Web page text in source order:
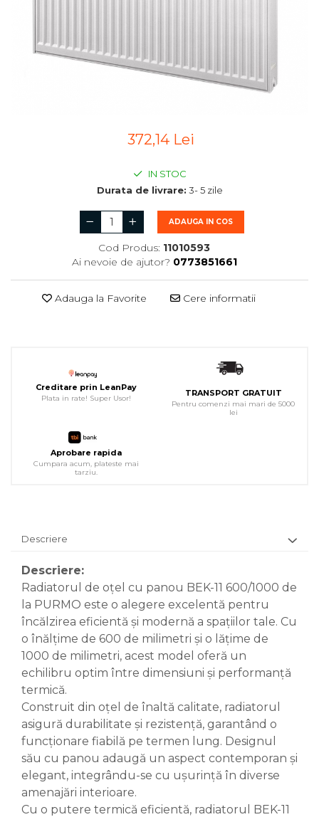
372,14 Lei
IN STOC
Durata de livrare: 3- 5 zile
ADAUGA IN COS
Cod Produs: 11010593
Ai nevoie de ajutor? 0773851661
Adauga la Favorite Cere informatii
Creditare prin LeanPay
Plata in rate! Super Usor!
TRANSPORT GRATUIT
Pentru comenzi mai mari de 5000
lei
Aprobare rapida
Cumpara acum, plateste mai
tarziu.
Descriere
Descriere:
Radiatorul de oțel cu panou BEK-11 600/1000 de
la PURMO este o alegere excelentă pentru
încălzirea eficientă și modernă a spațiilor tale. Cu
o înălțime de 600 de milimetri și o lățime de
1000 de milimetri, acest model oferă un
echilibru optim între dimensiuni și performanță
termică.
Construit din oțel de înaltă calitate, radiatorul
asigură durabilitate și rezistență, garantând o
funcționare fiabilă pe termen lung. Designul
său cu panou adaugă un aspect contemporan și
elegant, integrându-se cu ușurință în diverse
amenajări interioare.
Cu o putere termică eficientă, radiatorul BEK-11